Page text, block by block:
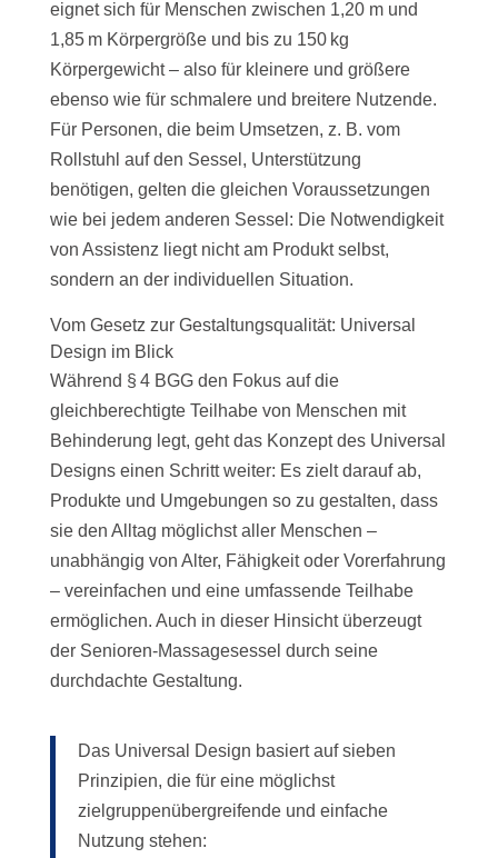
eignet sich für Menschen zwischen 1,20 m und
1,85 m Körpergröße und bis zu 150 kg
Körpergewicht – also für kleinere und größere
ebenso wie für schmalere und breitere Nutzende.
Für Personen, die beim Umsetzen, z. B. vom
Rollstuhl auf den Sessel, Unterstützung
benötigen, gelten die gleichen Voraussetzungen
wie bei jedem anderen Sessel: Die Notwendigkeit
von Assistenz liegt nicht am Produkt selbst,
sondern an der individuellen Situation.
Vom Gesetz zur Gestaltungsqualität: Universal
Design im Blick
Während § 4 BGG den Fokus auf die
gleichberechtigte Teilhabe von Menschen mit
Behinderung legt, geht das Konzept des Universal
Designs einen Schritt weiter: Es zielt darauf ab,
Produkte und Umgebungen so zu gestalten, dass
sie den Alltag möglichst aller Menschen –
unabhängig von Alter, Fähigkeit oder Vorerfahrung
– vereinfachen und eine umfassende Teilhabe
ermöglichen. Auch in dieser Hinsicht überzeugt
der Senioren-Massagesessel durch seine
durchdachte Gestaltung.
Das Universal Design basiert auf sieben
Prinzipien, die für eine möglichst
zielgruppenübergreifende und einfache
Nutzung stehen: